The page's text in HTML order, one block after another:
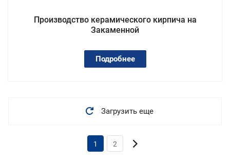
Производство керамического кирпича на
Закаменной
Подробнее
Загрузить еще
1 2